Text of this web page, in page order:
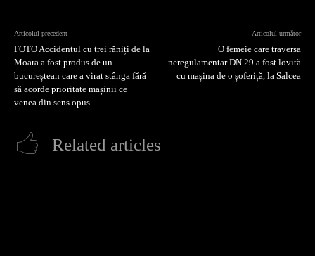
Articolul precedent
FOTO Accidentul cu trei răniți de la
Moara a fost produs de un
bucureștean care a virat stânga fără
să acorde prioritate mașinii ce
venea din sens opus
Articolul următor
O femeie care traversa
neregulamentar DN 29 a fost lovită
cu mașina de o șoferiță, la Salcea
Related articles